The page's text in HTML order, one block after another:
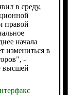
в среду,
правой
начала
измениться в
-
высшей